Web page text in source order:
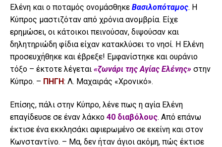
Ελένη και ο ποταμός ονομάσθηκε Βασιλοπόταμος. Η
Κύπρος μαστιζόταν από χρόνια ανομβρία. Είχε
ερημώσει, οι κάτοικοι πεινούσαν, διψούσαν και
δηλητηριώδη φίδια είχαν κατακλύσει το νησί. Η Ελένη
προσευχήθηκε και έβρεξε! Εμφανίστηκε και ουράνιο
τόξο – έκτοτε λέγεται «ζωνάρι της Αγίας Ελένης» στην
Κύπρο. – ΠΗΓΗ: Λ. Μαχαιράς «Χρονικό».
Επίσης, πάλι στην Κύπρο, λένε πως η αγία Ελένη
επαγίδευσε σε έναν λάκκο 40 διαβόλους. Από επάνω
έκτισε ένα εκκλησάκι αφιερωμένο σε εκείνη και στον
Κωνσταντίνο. – Μα, δεν ήταν άγιοι ακόμη, πώς έκτισε